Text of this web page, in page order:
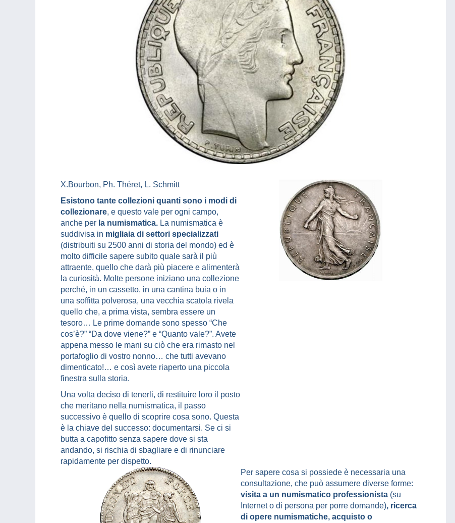
X.Bourbon, Ph. Théret, L. Schmitt
Esistono tante collezioni quanti sono i modi di
collezionare, e questo vale per ogni campo,
anche per la numismatica. La numismatica è
suddivisa in migliaia di settori specializzati
(distribuiti su 2500 anni di storia del mondo) ed è
molto difficile sapere subito quale sarà il più
attraente, quello che darà più piacere e alimenterà
la curiosità. Molte persone iniziano una collezione
perché, in un cassetto, in una cantina buia o in
una soffitta polverosa, una vecchia scatola rivela
quello che, a prima vista, sembra essere un
tesoro… Le prime domande sono spesso “Che
cos’è?” “Da dove viene?” e “Quanto vale?”. Avete
appena messo le mani su ciò che era rimasto nel
portafoglio di vostro nonno… che tutti avevano
dimenticato!… e così avete riaperto una piccola
finestra sulla storia.
Una volta deciso di tenerli, di restituire loro il posto
che meritano nella numismatica, il passo
successivo è quello di scoprire cosa sono. Questa
è la chiave del successo: documentarsi. Se ci si
butta a capofitto senza sapere dove si sta
andando, si rischia di sbagliare e di rinunciare
rapidamente per dispetto.
Per sapere cosa si possiede è necessaria una
consultazione, che può assumere diverse forme:
visita a un numismatico professionista (su
Internet o di persona per porre domande), ricerca
di opere numismatiche, acquisto o